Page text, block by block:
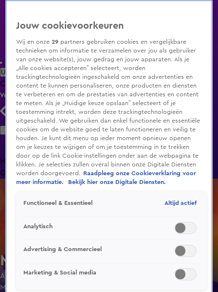
Uitzending Gemist Populaire programma's Zenders Genres
ClipsFilmsRadioSmart TV inlogShop
Volg KIJK
Zoeken
HomeUitzending Gemist Programma's De Bondgenoten
OranjezomerLivestreamsShop
MasterChef Australia
Amateurkoks uit heel Australië strijden voor de titel van
Masterchef. Ze tonen hun kooktalenten aan de juryleden,
Jouw cookievoorkeuren
Wij en onze29 partners gebruiken cookies en vergelijkbare
technieken om informatie te verzamelen over jou als gebruiker
van onze website(s), jouw gedrag en jouw apparaten. Als je
„Alle cookies accepteren” selecteert, worden
trackingtechnologieën ingeschakeld om onze advertenties en
content te kunnen personaliseren, onze producten en diensten
te verbeteren en om de prestaties van advertenties en content
te meten. Als je „Huidige keuze opslaan” selecteert of je
toestemming intrekt, worden deze trackingtechnologieën
uitgeschakeld. We gebruiken dan enkel functionele en essentiële
cookies om de website goed te laten functioneren en veilig te
houden. Je kunt dit menu op ieder moment opnieuw openen
om je keuzes te wijzigen of om je toestemming in te trekken
door op de link Cookie-instellingen onder aan de webpagina te
klikken. Je selecties zullen overal binnen onze Digitale Diensten
worden doorgevoerd.
Raadpleeg onze Cookieverklaring voor
meer informatie.
Bekijk hier onze Digitale Diensten.
Functioneel & Essentieel Altijd actief
Analytisch
Advertising & Commercieel
Marketing & Social media